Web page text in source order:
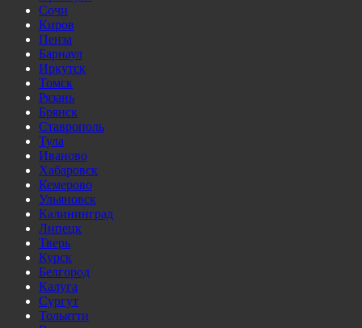
Сочи
Киров
Пенза
Барнаул
Иркутск
Томск
Рязань
Брянск
Ставрополь
Тула
Иваново
Хабаровск
Кемерово
Ульяновск
Калининград
Липецк
Тверь
Курск
Белгород
Калуга
Сургут
Тольятти